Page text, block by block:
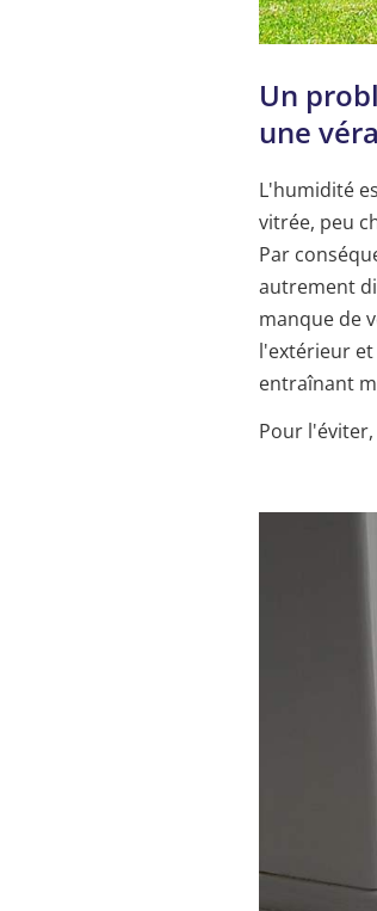
Un
une
L'humidité
vitrée, peu
Par
autrement
manque de
l'extérieur
entraînant
Pour